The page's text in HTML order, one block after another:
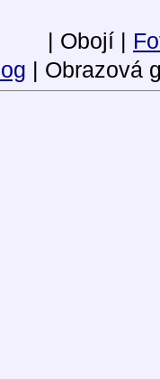
| Obojí |
| Obrazová